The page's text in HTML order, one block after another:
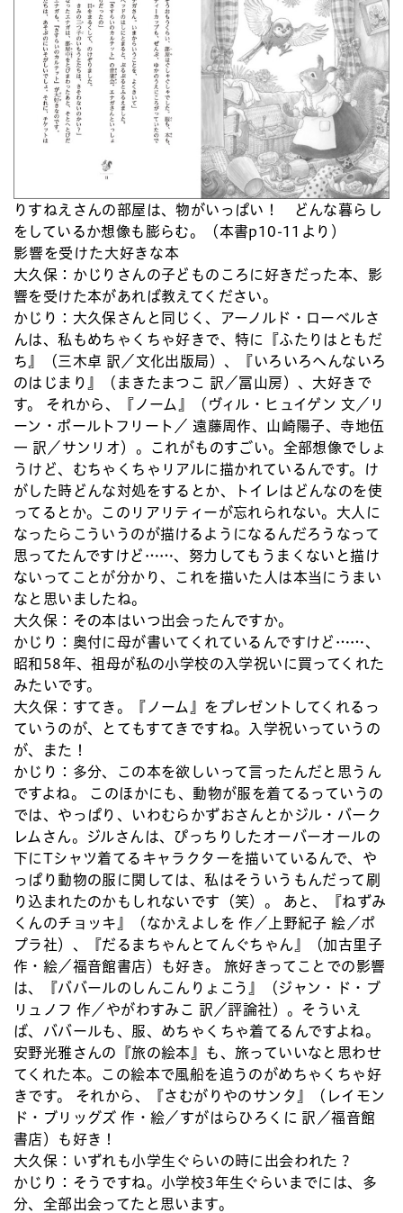
りすねえさんの部屋は、物がいっぱい！ どんな暮らし
をしているか想像も膨らむ。（本書p10-11より）
影響を受けた大好きな本
大久保： かじりさんの子どものころに好きだった本、影
響を受けた本があれば教えてください。
かじり： 大久保さんと同じく、アーノルド・ローベルさ
んは、私もめちゃくちゃ好きで、特に『ふたりはともだ
ち』（三木卓 訳／文化出版局）、『いろいろへんないろ
のはじまり』（まきたまつこ 訳／冨山房）、大好きで
す。 それから、『ノーム』（ヴィル・ヒュイゲン 文／リ
ーン・ポールトフリート／ 遠藤周作、山崎陽子、寺地伍
一 訳／サンリオ）。これがものすごい。全部想像でしょ
うけど、むちゃくちゃリアルに描かれているんです。け
がした時どんな対処をするとか、トイレはどんなのを使
ってるとか。このリアリティーが忘れられない。大人に
なったらこういうのが描けるようになるんだろうなって
思ってたんですけど……、努力してもうまくないと描け
ないってことが分かり、これを描いた人は本当にうまい
なと思いましたね。
大久保： その本はいつ出会ったんですか。
かじり： 奥付に母が書いてくれているんですけど……、
昭和58年、祖母が私の小学校の入学祝いに買ってくれた
みたいです。
大久保： すてき。『ノーム』をプレゼントしてくれるっ
ていうのが、とてもすてきですね。入学祝いっていうの
が、また！
かじり： 多分、この本を欲しいって言ったんだと思うん
ですよね。 このほかにも、動物が服を着てるっていうの
では、やっぱり、いわむらかずおさんとかジル・バーク
レムさん。ジルさんは、ぴっちりしたオーバーオールの
下にTシャツ着てるキャラクターを描いているんで、や
っぱり動物の服に関しては、私はそういうもんだって刷
り込まれたのかもしれないです（笑）。 あと、『ねずみ
くんのチョッキ』（なかえよしを 作／上野紀子 絵／ポ
プラ社）、『だるまちゃんとてんぐちゃん』（加古里子
作・絵／福音館書店）も好き。 旅好きってことでの影響
は、『ババールのしんこんりょこう』（ジャン・ド・ブ
リュノフ 作／やがわすみこ 訳／評論社）。そういえ
ば、ババールも、服、めちゃくちゃ着てるんですよね。
安野光雅さんの『旅の絵本』も、旅っていいなと思わせ
てくれた本。この絵本で風船を追うのがめちゃくちゃ好
きです。 それから、『さむがりやのサンタ』（レイモン
ド・ブリッグズ 作・絵／すがはらひろくに 訳／福音館
書店）も好き！
大久保：
いずれも小学生ぐらいの時に出会われた？
かじり： そうですね。小学校3年生ぐらいまでには、多
分、全部出会ってたと思います。